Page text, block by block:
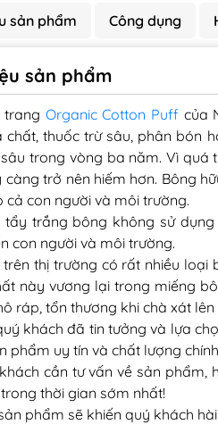
sản phẩm Công dụng
sản phẩm
trang Organic Cotton Puff của
chất, thuốc trừ sâu, phân bón
trong vòng ba năm. Vì quá
trở nên hiếm hơn. Bông
cả con người và môi trường.
tẩy trắng bông không sử
con người và môi trường.
trên thị trường có rất nhiều
này vương lại trong miếng
ráp, tổn thương khi chà xát
khách đã tin tưởng và lựa
phẩm uy tín và chất lượng
cần tư vấn về sản phẩm,
thời gian sớm nhất!
phẩm sẽ khiến quý khách